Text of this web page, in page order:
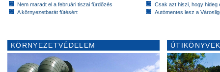
Nem maradt el a februári tiszai fürdőzés
A környezetbarát fűtésért
Csak azt hiszi, hogy hideg
Autómentes lesz a
KÖRNYEZETVÉDELEM